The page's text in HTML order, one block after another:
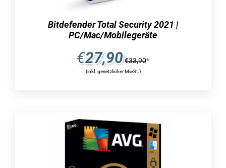
zu erhalten.
Sicherlich erhalten Sie nicht nur das ersehnte
Erscheinungsbild des vertrauten Startmenüs
zurück, sondern auch die bekannten Funktionen
Suchbegriffen direkt im Startmenü zu filtern.
Auch der grundlegende Zugriff auf verschiedene
Systemfunktionen ist dank Start 10 wieder
uneingeschränkt verfügbar. Egal, ob Explorer,
Bitdefender Total Security 2021 |
PC/Mac/Mobilegeräte
€27,90€33,90*
(inkl. gesetzlicher MwSt.)